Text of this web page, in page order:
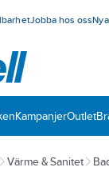
Jobba hos oss
KampanjerOutlet
Värme & Sanitet